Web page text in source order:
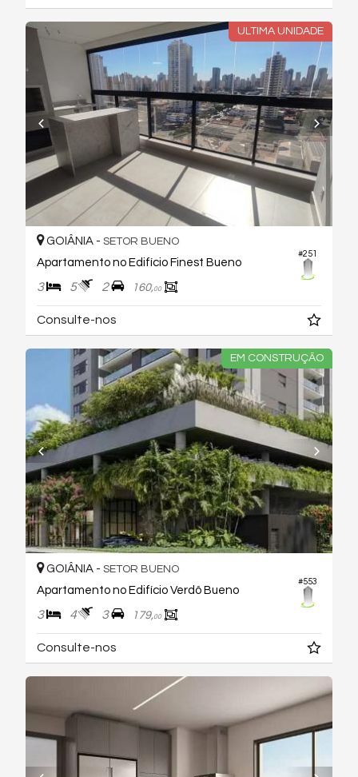
ULTIMA UNIDADE
#251
GOIÂNIA - SETOR BUENO
Apartamento no Edifício Finest Bueno
3 5 2 160,00
Consulte-nos
EM CONSTRUÇÃO
#553
GOIÂNIA - SETOR BUENO
Apartamento no Edifício Verdô Bueno
3 4 3 179,00
Consulte-nos